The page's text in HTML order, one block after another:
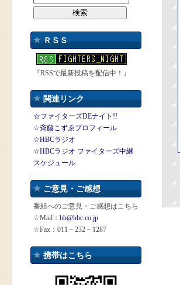
ＲＳＳ
『RSSで最新投稿を配信中！』
関連リンク
☆ファイターズDEナイト!!
☆斉藤こずゑプロフィール
☆HBCラジオ
☆HBCラジオ ファイターズ中継
スケジュール
ご意見・ご感想
番組へのご意見・ご感想はこちら
☆Mail： bb@hbc.co.jp
☆Fax：011－232－1287
携帯はこちら